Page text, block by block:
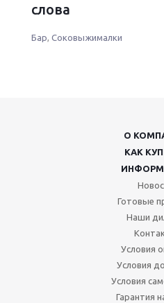
слова
Бар Соковыжималки
О
КАК
Готовые
Наши
Условия
Условия
Условия
Гарантия